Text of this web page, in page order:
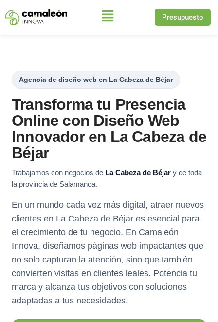
Saltar
Presupuesto
Agencia de diseño web en La Cabeza de Béjar
Transforma tu Presencia
Online con Diseño Web
Innovador en La Cabeza de
Béjar
Trabajamos con negocios de La Cabeza de Béjar y de toda
la provincia de Salamanca.
En un mundo cada vez más digital, atraer nuevos
clientes en La Cabeza de Béjar es esencial para
el crecimiento de tu negocio. En Camaleón
Innova, diseñamos páginas web impactantes que
no solo capturan la atención, sino que también
convierten visitas en clientes leales. Potencia tu
marca y alcanza tus objetivos con soluciones
adaptadas a tus necesidades.